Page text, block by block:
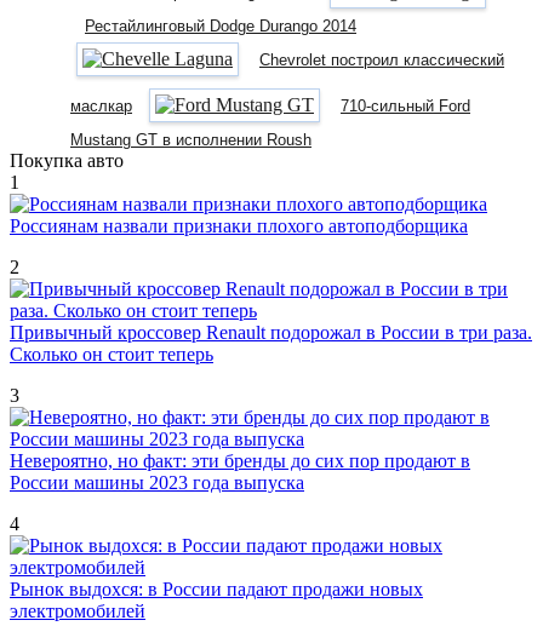
Рестайлинговый Dodge Durango 2014
Chevrolet построил классический
маслкар
710-сильный Ford
Mustang GT в исполнении Roush
Покупка авто
1
Россиянам назвали признаки плохого автоподборщика
2
Привычный кроссовер Renault подорожал в России в три раза.
Сколько он стоит теперь
3
Невероятно, но факт: эти бренды до сих пор продают в
России машины 2023 года выпуска
4
Рынок выдохся: в России падают продажи новых
электромобилей